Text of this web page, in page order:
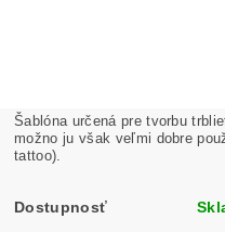
Šablóna určená pre tvorbu
možno ju však veľmi dobre
tattoo).
Dostupnosť